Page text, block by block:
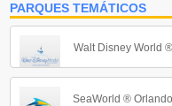
PARQUES TEMÁTICOS
Walt Disney World ®
SeaWorld ® Orlando